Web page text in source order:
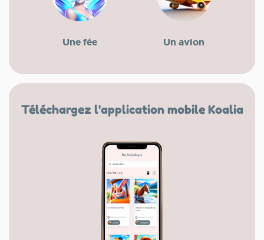
Une fée Un avion
Téléchargez l'application mobile Koalia